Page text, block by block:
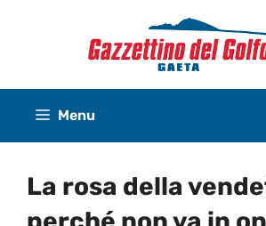
Menu
La rosa della